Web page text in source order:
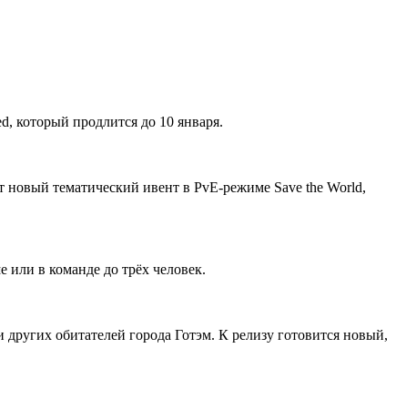
который продлится до 10 января.
новый тематический ивент в PvE-режиме Save the World,
в команде до трёх человек.
обитателей города Готэм. К релизу готовится новый,